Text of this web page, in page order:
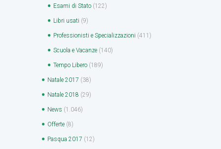
Esami di Stato (122)
Libri usati (9)
Professionisti e Specializzazioni (411)
Scuola e Vacanze (140)
Tempo Libero (189)
Natale 2017 (38)
Natale 2018 (29)
News (1.046)
Offerte (8)
Pasqua 2017 (12)